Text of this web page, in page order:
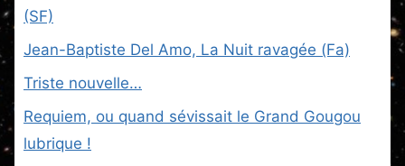
(SF)
Jean-Baptiste Del Amo, La Nuit ravagée (Fa)
Triste nouvelle…
Requiem, ou quand sévissait le Grand Gougou
lubrique !